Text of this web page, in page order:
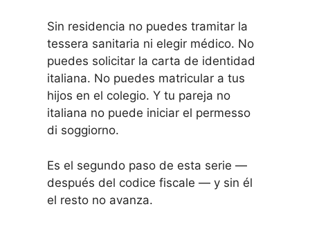
Sin residencia no puedes tramitar la
tessera sanitaria ni elegir médico. No
puedes solicitar la carta de identidad
italiana. No puedes matricular a tus
hijos en el colegio. Y tu pareja no
italiana no puede iniciar el permesso
di soggiorno.
Es el segundo paso de esta serie —
después del codice fiscale — y sin él
el resto no avanza.